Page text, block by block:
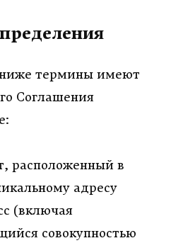
термины имеют
Соглашения
расположенный в
адресу
(включая
совокупностью